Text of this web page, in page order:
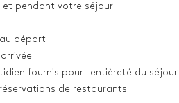
et pendant votre séjour
départ
fournis pour l'entièreté du séjour
de restaurants